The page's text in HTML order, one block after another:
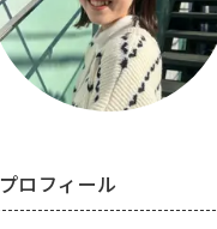
プロフィール